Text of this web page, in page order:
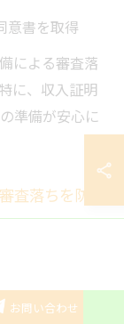
意書を取得
による審査落
に、収入証明
準備が安心に
査落ちを防ぐ
怠ると、審査
認し、漏れな
お問い合わせ